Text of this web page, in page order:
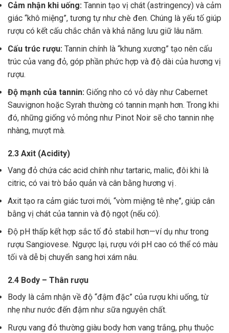
Cảm nhận khi uống: Tannin tạo vị chát (astringency) và cảm
giác “khô miệng”, tương tự như chè đen. Chúng là yếu tố giúp
rượu có kết cấu chắc chắn và khả năng lưu giữ lâu năm.
Cấu trúc rượu: Tannin chính là “khung xương” tạo nên cấu
trúc của vang đỏ, góp phần phức hợp và độ dài của hương vị
rượu.
Độ mạnh của tannin: Giống nho có vỏ dày như Cabernet
Sauvignon hoặc Syrah thường có tannin mạnh hơn. Trong khi
đó, những giống vỏ mỏng như Pinot Noir sẽ cho tannin nhẹ
nhàng, mượt mà.
2.3 Axit (Acidity)
Vang đỏ chứa các acid chính như tartaric, malic, đôi khi là
citric, có vai trò bảo quản và cân bằng hương vị .
Axit tạo ra cảm giác tươi mới, “vòm miệng tê nhẹ”, giúp cân
bằng vị chát của tannin và độ ngọt (nếu có).
Độ pH thấp kết hợp sắc tố đỏ stabil hơn—ví dụ như trong
rượu Sangiovese. Ngược lại, rượu với pH cao có thể có màu
tối và dễ bị chuyển sang hơi xám nâu.
2.4 Body – Thân rượu
Body là cảm nhận về độ “đậm đặc” của rượu khi uống, từ
nhẹ như nước đến đậm như sữa nguyên chất.
Rượu vang đỏ thường giàu body hơn vang trắng, phụ thuộc